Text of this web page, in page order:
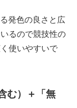
発色の良さと広
るので競技性の
使いやすいで
む）＋「無